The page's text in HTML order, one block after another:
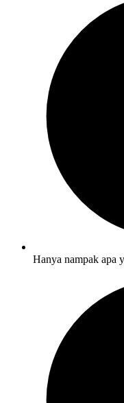
Hanya nampak apa